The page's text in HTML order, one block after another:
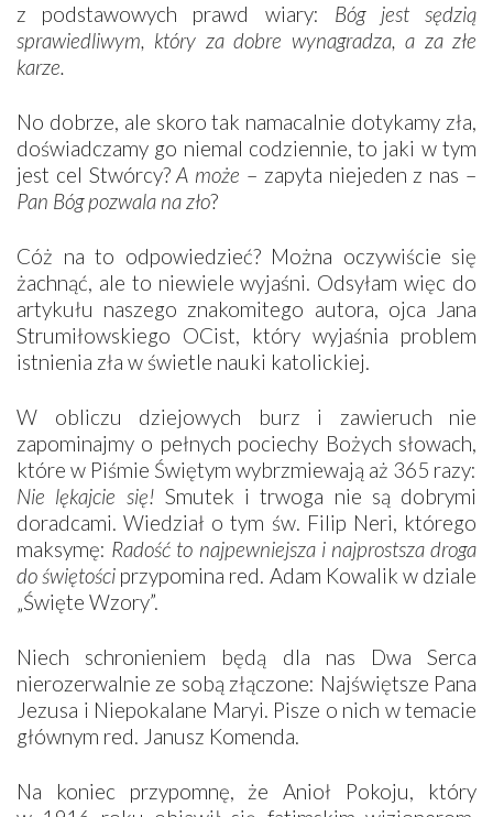
z podstawowych prawd wiary: Bóg jest sędzią
sprawiedliwym, który za dobre wynagradza, a za złe
karze.
No dobrze, ale skoro tak namacalnie dotykamy zła,
doświadczamy go niemal codziennie, to jaki w tym
jest cel Stwórcy?A może – zapyta niejeden z nas –
Pan Bóg pozwala na zło?
Cóż na to odpowiedzieć? Można oczywiście się
żachnąć, ale to niewiele wyjaśni. Odsyłam więc do
artykułu naszego znakomitego autora, ojca Jana
Strumiłowskiego OCist, który wyjaśnia problem
istnienia zła w świetle nauki katolickiej.
W obliczu dziejowych burz i zawieruch nie
zapominajmy o pełnych pociechy Bożych słowach,
które w Piśmie Świętym wybrzmiewają aż 365 razy:
Nie lękajcie się! Smutek i trwoga nie są dobrymi
doradcami. Wiedział o tym św. Filip Neri, którego
maksymę: Radość to najpewniejsza i najprostsza droga
do świętości przypomina red. Adam Kowalik w dziale
„Święte Wzory”.
Niech schronieniem będą dla nas Dwa Serca
nierozerwalnie ze sobą złączone: Najświętsze Pana
Jezusa i Niepokalane Maryi. Pisze o nich w temacie
głównym red. Janusz Komenda.
Na koniec przypomnę, że Anioł Pokoju, który